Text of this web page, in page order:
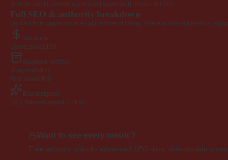
Source: public secondary-market sales feed. Prices in USD.
Full SEO & authority breakdown
Verified from public sources at the time of listing. Some advanced metrics
Valuation
Listed price$195
Wayback archive
Snapshots 107
First seen2009
Brand signals
EXD NameAppeal 4.0 · Fair
Want to see every metric?
Free account unlocks advanced SEO data, side-by-side